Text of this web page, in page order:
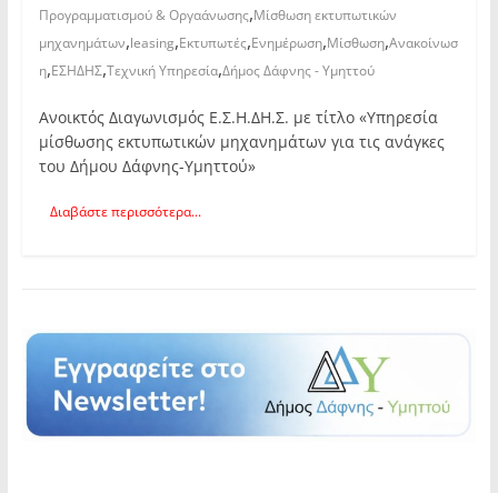
Προγραμματισμού & Οργαάνωσης,Μίσθωση εκτυπωτικών
μηχανημάτων,leasing,Εκτυπωτές,Ενημέρωση,Μίσθωση,Ανακοίνωσ
η,ΕΣΗΔΗΣ,Τεχνική Υπηρεσία,Δήμος Δάφνης - Υμηττού
Ανοικτός Διαγωνισμός Ε.Σ.Η.ΔΗ.Σ. με τίτλο «Υπηρεσία
μίσθωσης εκτυπωτικών μηχανημάτων για τις ανάγκες
του Δήμου Δάφνης-Υμηττού»
Διαβάστε περισσότερα...